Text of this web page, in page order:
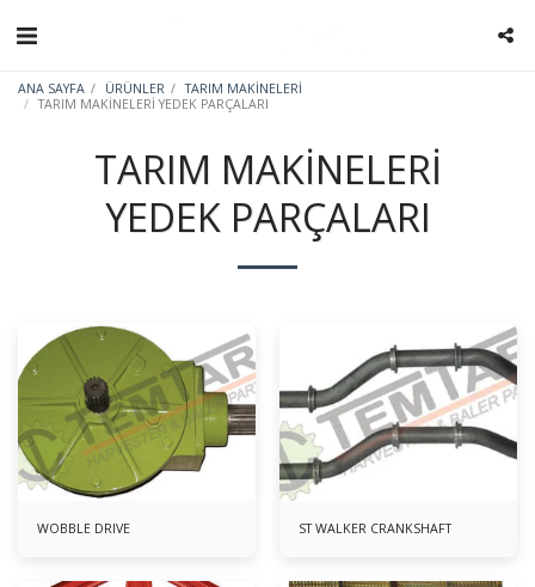
ANA SAYFA ÜRÜNLER
TARIM MAKİNELERİ
TARIM MAKİNELERİ YEDEK PARÇALARI
TARIM MAKİNELERİ
YEDEK PARÇALARI
WOBBLE DRIVE ST WALKER CRANKSHAFT